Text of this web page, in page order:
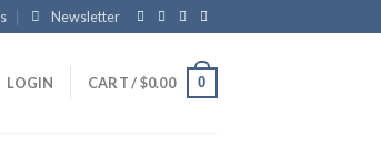
Newsletter
LOGIN CART /$0.00 0